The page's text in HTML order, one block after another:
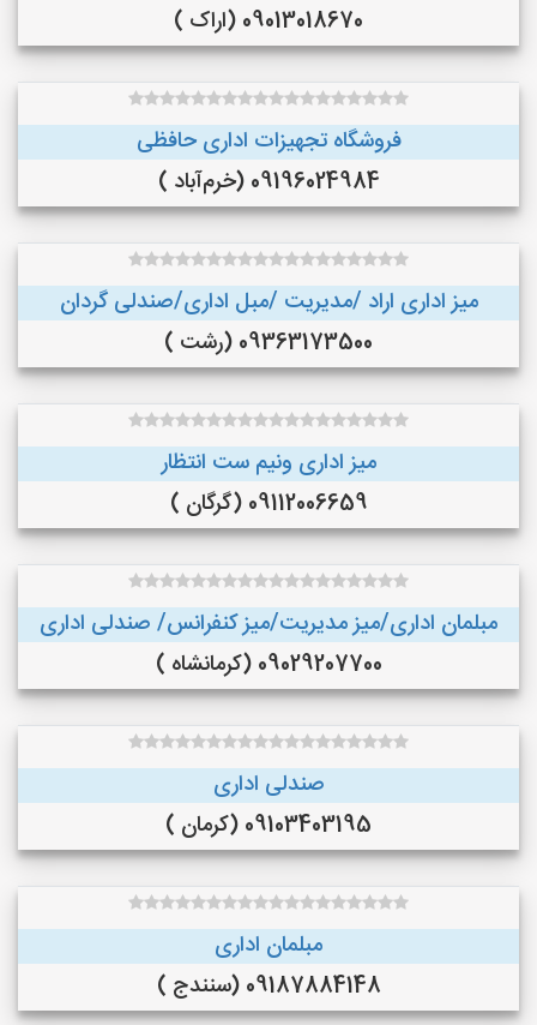
09013018670 (اراک )
فروشگاه تجهیزات اداری حافظی
09196024984 (خرم‌آباد )
میز اداری اراد /مدیریت /مبل اداری/صندلی گردان
09363173500 (رشت )
میز اداری ونیم ست انتظار
09112006659 (گرگان )
مبلمان اداری/میز مدیریت/میز کنفرانس/ صندلی اداری
09029207700 (کرمانشاه )
صندلی اداری
09103403195 (کرمان )
مبلمان اداری
09187884148 (سنندج )